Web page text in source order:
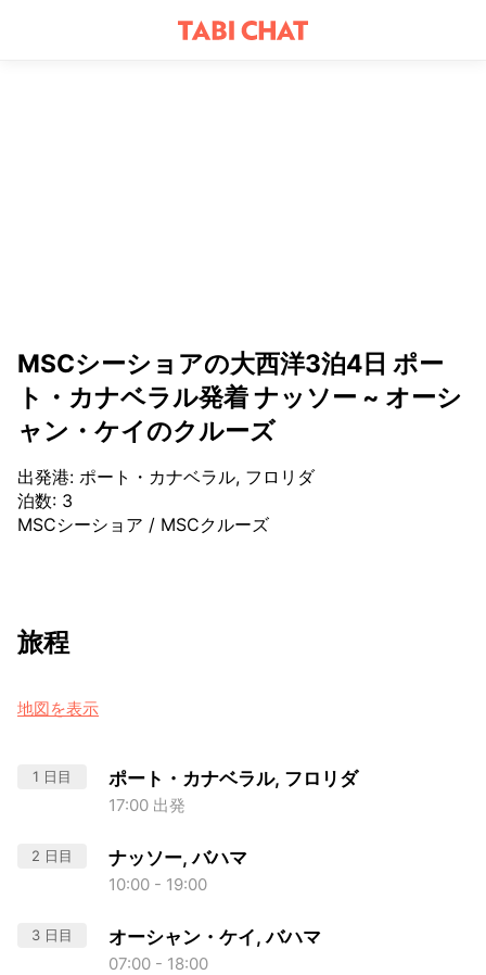
MSCシーショアの大西洋3泊4日 ポー
ト・カナベラル発着 ナッソー ~ オーシ
ャン・ケイのクルーズ
出発港: ポート・カナベラル, フロリダ
泊数: 3
MSCシーショア / MSCクルーズ
旅程
地図を表示
1 日目 ポート・カナベラル, フロリダ
17:00 出発
2 日目 ナッソー, バハマ
10:00 - 19:00
3 日目 オーシャン・ケイ, バハマ
07:00 - 18:00